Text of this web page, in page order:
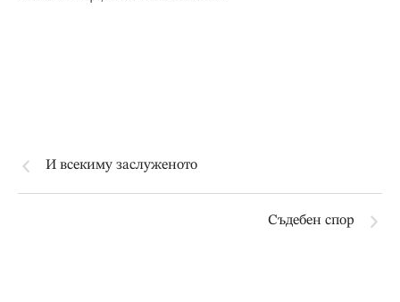
И всекиму заслуженото
Съдебен спор